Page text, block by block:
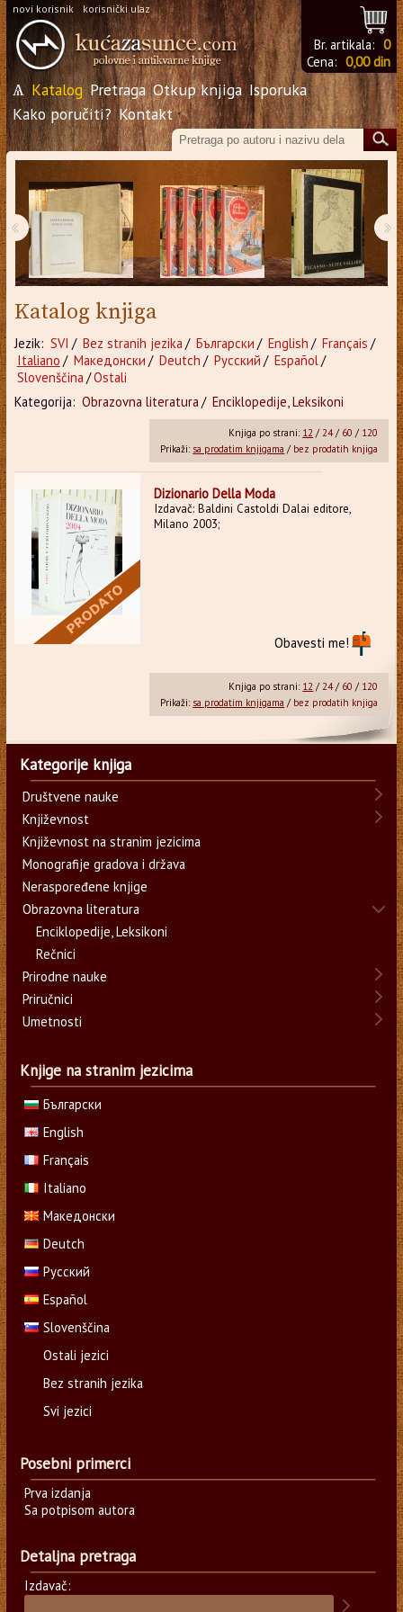
novi korisnik korisnički ulaz
Br. artikala: 0
Cena: 0,00 din
Ѧ Katalog Pretraga Otkup knjiga Isporuka
Kako poručiti? Kontakt
‹ ›
Katalog knjiga
Jezik: SVI / Bez stranih jezika / Български / English / Français /
Italiano / Македонски / Deutch / Русский / Español/
Slovenščina /Ostali
Kategorija: Obrazovna literatura/ Enciklopedije, Leksikoni
Knjiga po strani: 12 /24/ 60 / 120
Prikaži: sa prodatim knjigama / bez prodatih knjiga
Dizionario Della Moda
Izdavač: Baldini Castoldi Dalai editore,
Milano 2003;
Obavesti me!
Knjiga po strani: 12 /24/ 60 / 120
Prikaži: sa prodatim knjigama / bez prodatih knjiga
Kategorije knjiga
Društvene nauke
Književnost
Književnost na stranim jezicima
Monografije gradova i država
Neraspoređene knjige
Obrazovna literatura
Enciklopedije, Leksikoni
Rečnici
Prirodne nauke
Priručnici
Umetnosti
Knjige na stranim jezicima
Български
English
Français
Italiano
Македонски
Deutch
Русский
Español
Slovenščina
Ostali jezici
Bez stranih jezika
Svi jezici
Posebni primerci
Prva izdanja
Sa potpisom autora
Detaljna pretraga
Izdavač: